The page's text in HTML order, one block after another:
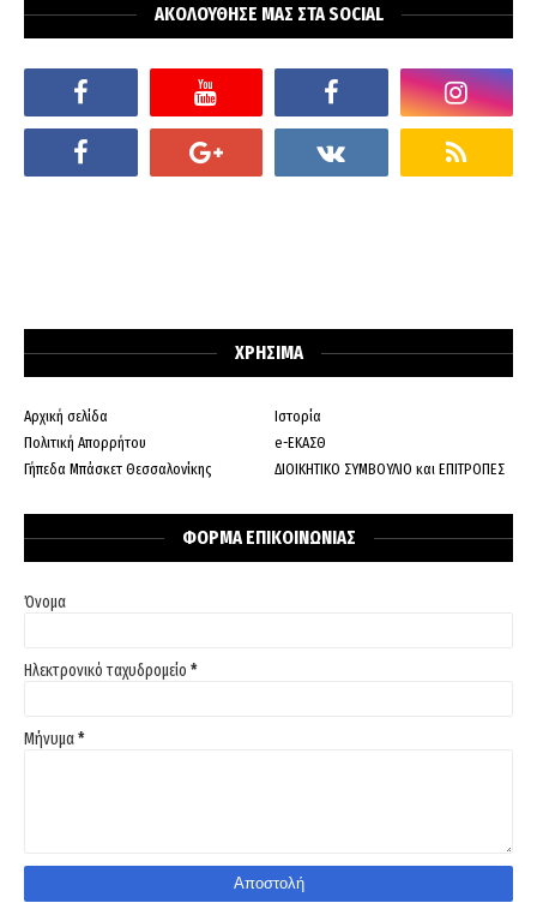
ΑΚΟΛΟΥΘΗΣΕ ΜΑΣ ΣΤΑ SOCIAL
ΧΡΗΣΙΜΑ
Αρχική σελίδα
Ιστορία
Πολιτική Απορρήτου
e-ΕΚΑΣΘ
Γήπεδα Μπάσκετ Θεσσαλονίκης
ΔΙΟΙΚΗΤΙΚΟ ΣΥΜΒΟΥΛΙΟ και ΕΠΙΤΡΟΠΕΣ
ΦΟΡΜΑ ΕΠΙΚΟΙΝΩΝΙΑΣ
Όνομα
Ηλεκτρονικό ταχυδρομείο *
Μήνυμα*